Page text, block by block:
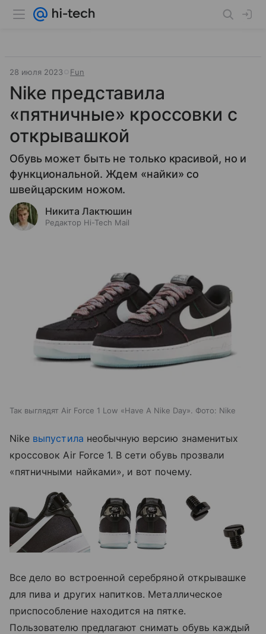
28 июля 2023 Fun
Nike представила
«пятничные» кроссовки с
открывашкой
Обувь может быть не только красивой, но и
функциональной. Ждем «найки» со
швейцарским ножом.
Никита Лактюшин
Редактор Hi-Tech Mail
Так выглядят Air Force 1 Low «Have A Nike Day». Фото: Nike
Nike выпустила необычную версию знаменитых
кроссовок Air Force 1. В сети обувь прозвали
«пятничными найками», и вот почему.
Все дело во встроенной серебряной открывашке
для пива и других напитков. Металлическое
приспособление находится на пятке.
Пользователю предлагают снимать обувь каждый